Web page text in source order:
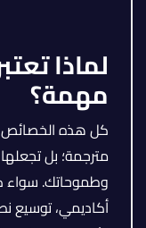
لماذا
مهمة؟
كل هذه الخصائص
مترجمة؛ بل
وطموحاتك. سواء
أكاديمي، توسيع